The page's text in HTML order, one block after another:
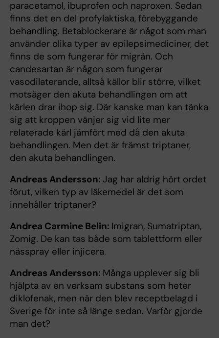
paracetamol, ibuprofen och naproxen. Sedan
finns det en del profylaktiska, förebyggande
behandling. Betablockerare är något som man
använder olika typer av epilepsimediciner, det
finns de som fungerar för migrän. Och
candesartan är någon som fungerar
vasodilaterande, alltså källor blir större, vilket
motsäger den akuta behandlingen om att
kärlen drar ihop sig. Där kanske man kan tänka
sig att kroppen vänjer sig vid lite mer
relaterade kärl jämfört med då den akuta
behandlingen. Men det är främst triptaner,
den akuta behandlingen.
Andreas Andersson: Jag har aldrig hört ordet
förut, vilken typ av läkemedel är det som
innehåller triptaner?
Andrea Carmine Belin: Imigran, Sumatriptan,
Zomig. De kan tas både som tablettform eller
nässpray eller injicera.
Andreas Andersson: Många upplever sig bli
hjälpta av en verksam substans som heter
diklofenak, men när den blev receptbelagd i
Sverige för inte så länge sedan. Varför gjorde
man det?